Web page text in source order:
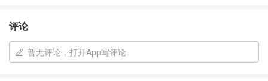
评论
暂无评论，打开App写评论